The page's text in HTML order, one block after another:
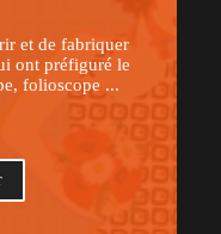
et de fabriquer
ont préfiguré le
folioscope ...